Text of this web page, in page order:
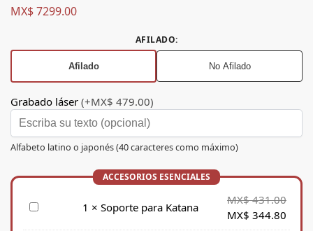
MX$7299.00
AFILADO:
Afilado No Afilado
Grabado láser (+MX$ 479.00)
Alfabeto latino o japonés (40 caracteres como máximo)
S
1 × Soporte para Katana
MX$431.00
MX$ 344.80